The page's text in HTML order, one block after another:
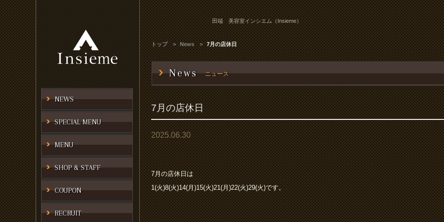
NEWS
SPECIAL MENU
MENU
SHOP & STAFF
COUPON
RECRUIT
田端 美容室インシエム（Insieme）
トップ News 7月の店休日
News ニュース
7月の店休日
2025.06.30
7月の店休日は
1(火)8(火)14(月)15(火)21(月)22(火)29(火)です。